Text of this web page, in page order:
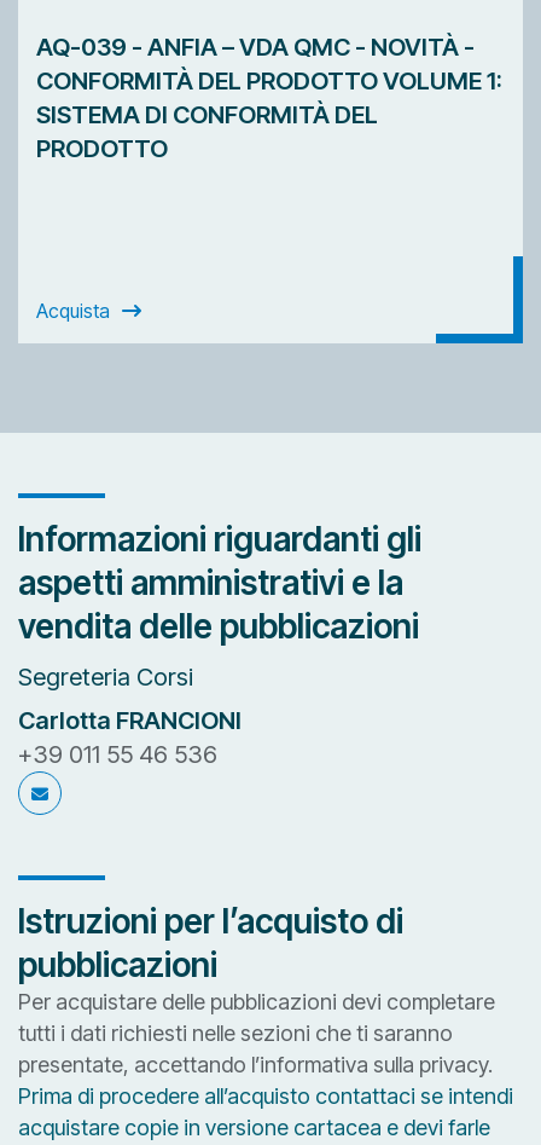
AQ-039 - ANFIA – VDA QMC - NOVITÀ -
CONFORMITÀ DEL PRODOTTO VOLUME 1:
SISTEMA DI CONFORMITÀ DEL
PRODOTTO
Acquista
Informazioni riguardanti gli
aspetti amministrativi e la
vendita delle pubblicazioni
Segreteria Corsi
Carlotta FRANCIONI
+39 011 55 46 536
c.francioni@anfia.it
c.francioni@anfia.it
Istruzioni per l’acquisto di
pubblicazioni
Per acquistare delle pubblicazioni devi completare
tutti i dati richiesti nelle sezioni che ti saranno
presentate, accettando l’informativa sulla privacy.
Prima di procedere all’acquisto contattaci se intendi
acquistare copie in versione cartacea e devi farle